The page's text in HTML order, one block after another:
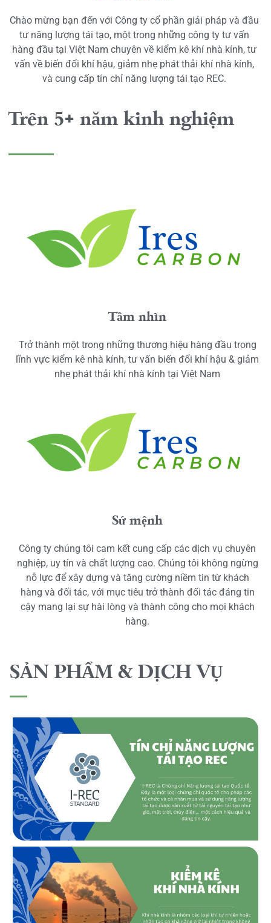
Chào mừng bạn đến với Công ty cổ phần giải pháp và đầu
tư năng lượng tái tạo, một trong những công ty tư vấn
hàng đầu tại Việt Nam chuyên về kiểm kê khí nhà kính, tư
vấn về biến đổi khí hậu, giảm nhẹ phát thải khí nhà kính,
và cung cấp tín chỉ năng lượng tái tạo REC.
Trên 5+ năm kinh nghiệm
Tầm nhìn
Trở thành một trong những thương hiệu hàng đầu trong
lĩnh vực kiểm kê nhà kính, tư vấn biến đổi khí hậu & giảm
nhẹ phát thải khí nhà kính tại Việt Nam
Sứ mệnh
Công ty chúng tôi cam kết cung cấp các dịch vụ chuyên
nghiệp, uy tín và chất lượng cao. Chúng tôi không ngừng
nỗ lực để xây dựng và tăng cường niềm tin từ khách
hàng và đối tác, với mục tiêu trở thành đối tác đáng tin
cậy mang lại sự hài lòng và thành công cho mọi khách
hàng.
SẢN PHẨM & DỊCH VỤ